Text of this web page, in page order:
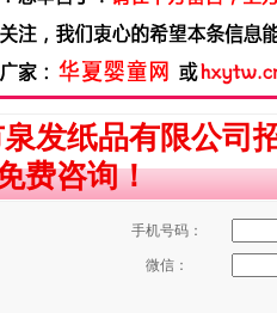
发纸品有限公司
费咨询！
手机号码：
微信：